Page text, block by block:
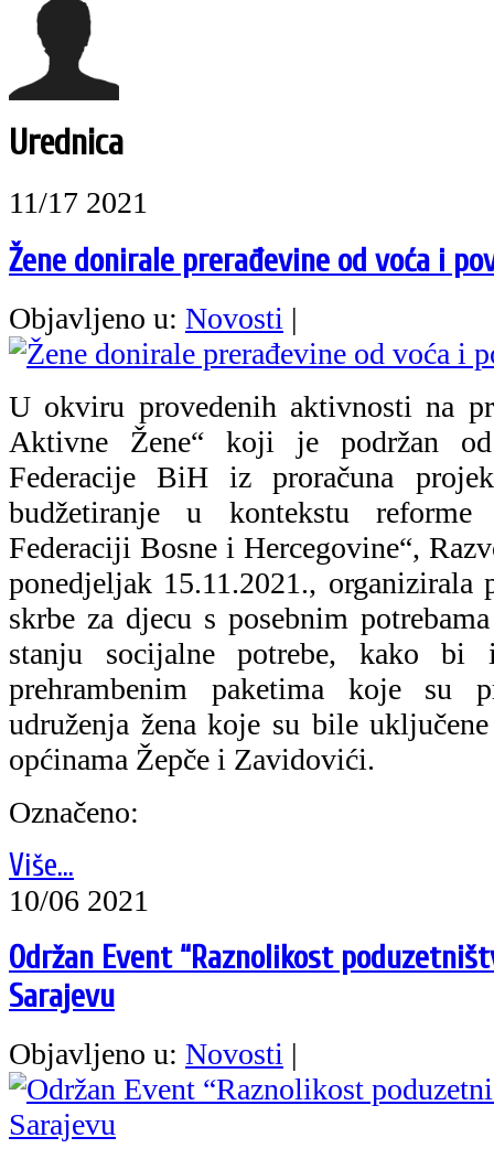
Urednica
11/17 2021
Žene donirale prerađevine od voća i
Objavljeno u: Novosti |
U okviru provedenih aktivnosti na
Aktivne Žene“ koji je podržan od
Federacije BiH iz proračuna
budžetiranje u kontekstu reforme
Federaciji Bosne i Hercegovine“,
ponedjeljak 15.11.2021., organizirala
skrbe za djecu s posebnim
stanju socijalne potrebe, kako
prehrambenim paketima koje su
udruženja žena koje su bile
općinama Žepče i Zavidovići.
Označeno:
Više...
10/06 2021
Održan Event “Raznolikost
Sarajevu
Objavljeno u: Novosti |